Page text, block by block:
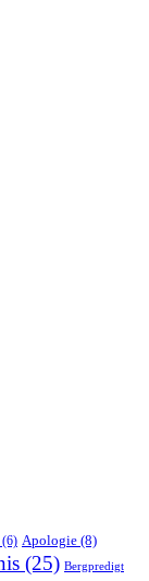
(6) Apologie (8)
(25) Bergpredigt